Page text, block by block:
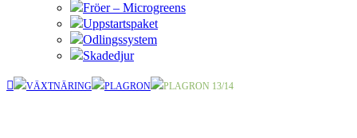
Fröer – Microgreens
Uppstartspaket
Odlingssystem
Skadedjur
VÄXTNÄRING PLAGRON PLAGRON 13/14